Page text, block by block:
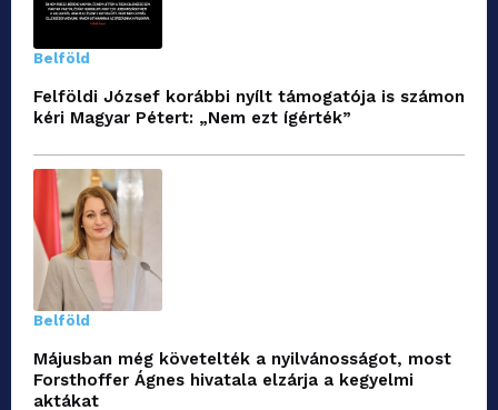
Belföld
Felföldi József korábbi nyílt támogatója is számon
kéri Magyar Pétert: „Nem ezt ígérték”
Belföld
Májusban még követelték a nyilvánosságot, most
Forsthoffer Ágnes hivatala elzárja a kegyelmi
aktákat